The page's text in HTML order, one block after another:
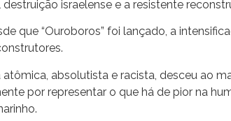
israelense e a resistente
que “Ouroboros” foi lançado, a
atômica, absolutista e racista, desceu ao
por representar o que há de pior na